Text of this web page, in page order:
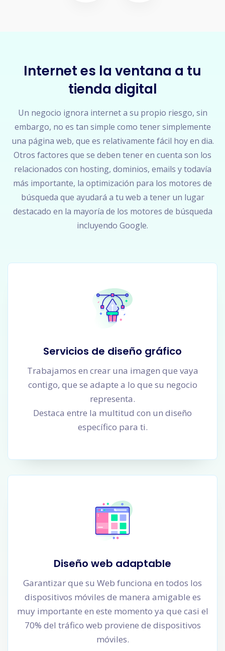
Internet es la ventana a tu
tienda digital
Un negocio ignora internet a su propio riesgo, sin
embargo, no es tan simple como tener simplemente
una página web, que es relativamente fácil hoy en dia.
Otros factores que se deben tener en cuenta son los
relacionados con hosting, dominios, emails y todavía
más importante, la optimización para los motores de
búsqueda que ayudará a tu web a tener un lugar
destacado en la mayoría de los motores de búsqueda
incluyendo Google.
Servicios de diseño gráfico
Trabajamos en crear una imagen que vaya
contigo, que se adapte a lo que su negocio
representa.
Destaca entre la multitud con un diseño
específico para ti.
Diseño web adaptable
Garantizar que su Web funciona en todos los
dispositivos móviles de manera amigable es
muy importante en este momento ya que casi el
70% del tráfico web proviene de dispositivos
móviles.